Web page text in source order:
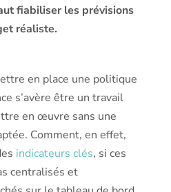
fiabiliser les prévisions
réaliste.
en place une politique
s’avère être un travail
en œuvre sans une
Comment, en effet,
indicateurs clés, si ces
centralisés et